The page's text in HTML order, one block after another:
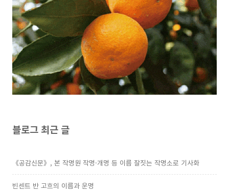
블로그 최근 글
《공감신문》, 본 작명원 작명·개명 등 이름 잘짓는 작명소로 기사화
빈센트 반 고흐의 이름과 운명